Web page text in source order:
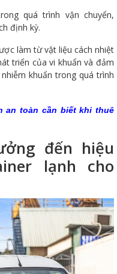
quá trình vận chuyển,
định kỳ.
làm từ vật liệu cách nhiệt
triển của vi khuẩn và đảm
khuẩn trong quá trình
an toàn cần biết khi thuê
đến hiệu
lạnh cho